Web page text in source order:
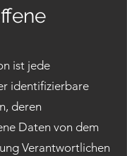
ist jede
identifizierbare
deren
Daten von dem
Verantwortlichen